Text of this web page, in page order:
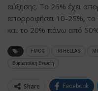
αύξησης. Το 26% έχει
απορροφήσει 10-25%, το
και το 20% πάνω από
FMCG IRI HELLAS
Ευρωπαϊκή Ένωση
Share Facebook